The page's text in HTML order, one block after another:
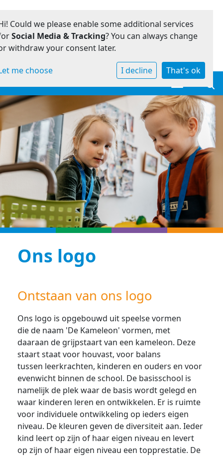
Toggle
Ons logo
Ontstaan van ons logo
Ons logo is opgebouwd uit speelse vormen
die de naam 'De Kameleon' vormen, met
daaraan de grijpstaart van een kameleon. Deze
staart staat voor houvast, voor balans
tussen leerkrachten, kinderen en ouders en voor
evenwicht binnen de school. De basisschool is
namelijk de plek waar de basis wordt gelegd en
waar kinderen leren en ontwikkelen. Er is ruimte
voor individuele ontwikkeling op ieders eigen
niveau. De kleuren geven de diversiteit aan. Ieder
kind leert op zijn of haar eigen niveau en levert
op zijn of haar eigen niveau een topprestatie. De
Could we please enable some additional services
Social Media & Tracking? You can always change
withdraw your consent later.
me choose I decline That's ok